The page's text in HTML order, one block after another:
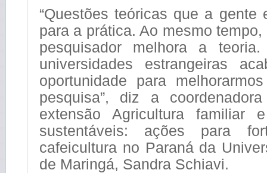
“Questões teóricas que a gente
para a prática. Ao mesmo
pesquisador melhora a
universidades estrangeiras
oportunidade para
pesquisa”, diz a
extensão Agricultura familiar
sustentáveis: ações para
cafeicultura no Paraná da
de Maringá, Sandra Schiavi.